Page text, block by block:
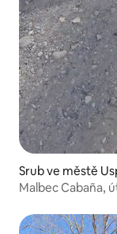
Srub ve městě
Malbec Cabaña,